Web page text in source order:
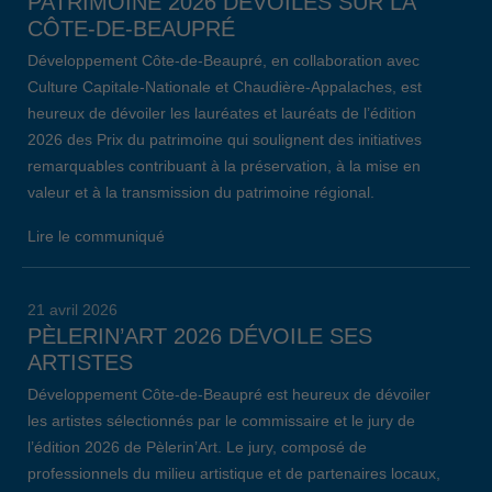
CÔTE-DE-BEAUPRÉ
Développement Côte-de-Beaupré, en collaboration avec
Culture Capitale-Nationale et Chaudière-Appalaches, est
heureux de dévoiler les lauréates et lauréats de l’édition
2026 des Prix du patrimoine qui soulignent des initiatives
remarquables contribuant à la préservation, à la mise en
valeur et à la transmission du patrimoine régional.
Lire le communiqué
21 avril 2026
PÈLERIN’ART 2026 DÉVOILE SES
ARTISTES
Développement Côte-de-Beaupré est heureux de dévoiler
les artistes sélectionnés par le commissaire et le jury de
l’édition 2026 de Pèlerin’Art. Le jury, composé de
professionnels du milieu artistique et de partenaires locaux,